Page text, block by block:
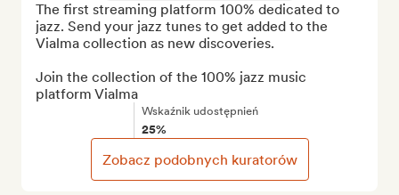
The first streaming platform 100% dedicated to
jazz. Send your jazz tunes to get added to the
Vialma collection as new discoveries.
Join the collection of the 100% jazz music
platform Vialma
Wskaźnik udostępnień
25%
Zobacz podobnych kuratorów